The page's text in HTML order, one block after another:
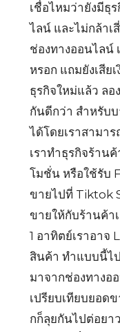
เชื่อไหมว่ายังมีธุ
ไลน์ และไม่กล้าเ
ช่องทางออนไลน์
หรอก แถมยังเสีย
ธุรกิจใหม่แล้ว ลอ
กันดีกว่า สำหรับบ
ได้โดยเราสามา
เราทำธุรกิจร้าน
โมชั่น หรือใช้รับ
ขายไปที่ Tiktok
ขายให้กับร้านค้า
1 อาทิตย์เราอาจ
สินค้า ทำแบบนี้ไป
มาจากช่องทางอ
เปรียบเทียบยอด
กก็ลุยกันไปต่อยาว